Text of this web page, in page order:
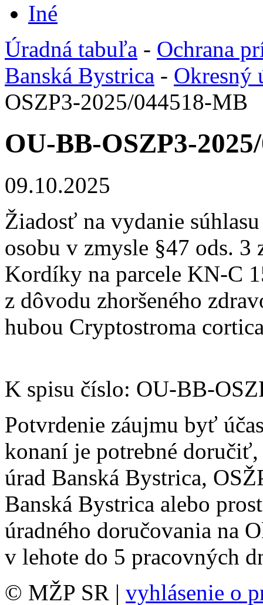
Iné
Úradná tabuľa - Ochrana
Banská Bystrica - Okresný
OSZP3-2025/044518-MB
OU-BB-OSZP3-
09.10.2025
Žiadosť na vydanie
osobu v zmysle §47 ods.
Kordíky na parcele KN-C
z dôvodu zhoršeného
hubou Cryptostroma
K spisu číslo: OU-BB-
Potvrdenie záujmu byť
konaní je potrebné
úrad Banská Bystrica,
Banská Bystrica alebo
úradného doručovania na
v lehote do 5 pracovných
© MŽP SR | vyhlásenie o